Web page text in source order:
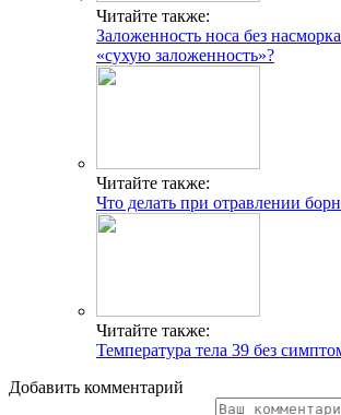
Читайте также:
Заложенность носа без
«сухую заложенность»?
Читайте также:
Что делать при отравлении
Читайте также:
Температура тела 39 без
Добавить комментарий